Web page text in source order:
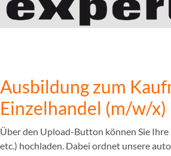
Ausbildung zum
Einzelhandel (m/w/x)
Über den Upload-Button können Sie
etc.) hochladen. Dabei ordnet unsere